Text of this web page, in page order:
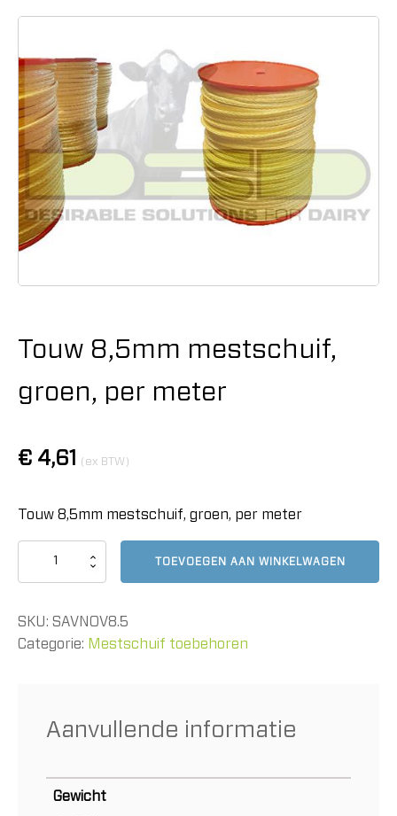
Touw 8,5mm mestschuif,
groen, per meter
€ 4,61 (ex BTW)
Touw 8,5mm mestschuif, groen, per meter
per
meter
TOEVOEGEN AAN WINKELWAGEN
SKU: SAVNOV8.5
Categorie: Mestschuif toebehoren
Aanvullende informatie
Gewicht